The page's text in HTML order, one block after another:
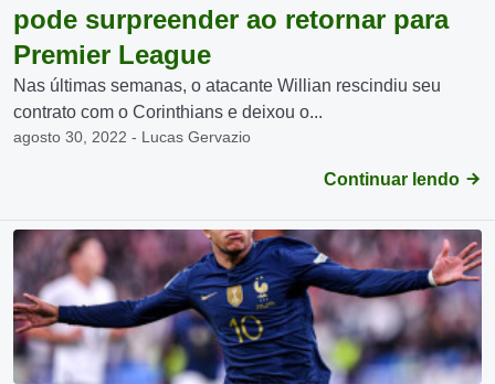
pode surpreender ao retornar para
Premier League
Nas últimas semanas, o atacante Willian rescindiu seu
contrato com o Corinthians e deixou o...
agosto 30, 2022 - Lucas Gervazio
Continuar lendo